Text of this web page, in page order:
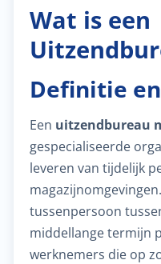
Wat is een
Definitie
Een uitzendbureau
gespecialiseerde
leveren van tijdelijk
tussenpersoon
middellange termijn
werknemers die op